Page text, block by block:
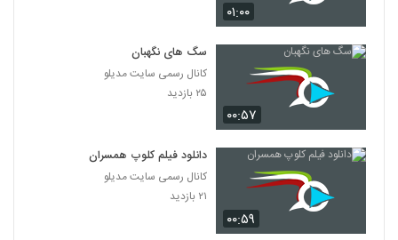
۰۱:۰۰
۰۰:۵۷
سگ های نگهبان
کانال رسمی سایت مدیلو
۲۵ بازدید
۰۰:۵۹
دانلود فیلم کلوپ همسران
کانال رسمی سایت مدیلو
۲۱ بازدید